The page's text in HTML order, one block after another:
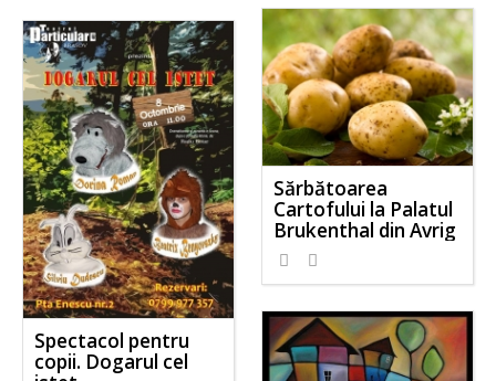
Sărbătoarea
Cartofului la Palatul
Brukenthal din Avrig
Spectacol pentru
copii. Dogarul cel